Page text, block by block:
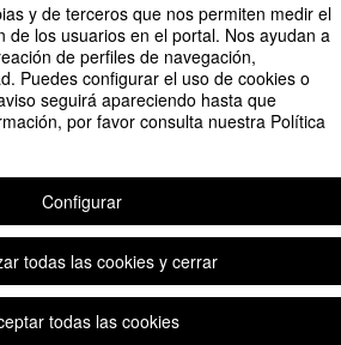
y de terceros que nos permiten medir el
de los usuarios en el portal. Nos ayudan a
de perfiles de navegación,
Puedes configurar el uso de cookies o
seguirá apareciendo hasta que
por favor consulta nuestra Política
Configurar
todas las cookies y cerrar
todas las cookies
Cómo idear campañas efectivas
de organización de eventos Symposium
Copyright © 2026